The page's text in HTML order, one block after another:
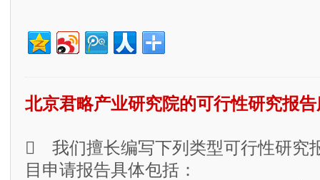
北京君略产业研究院的可行性研究报
 我们擅长编写下列类型可行性研究
目申请报告具体包括：